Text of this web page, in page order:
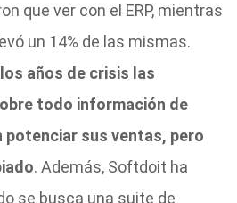
que ver con el ERP, mientras
un 14% de las mismas.
años de crisis las
todo información de
potenciar sus ventas, pero
. Además, Softdoit ha
se busca una suite de